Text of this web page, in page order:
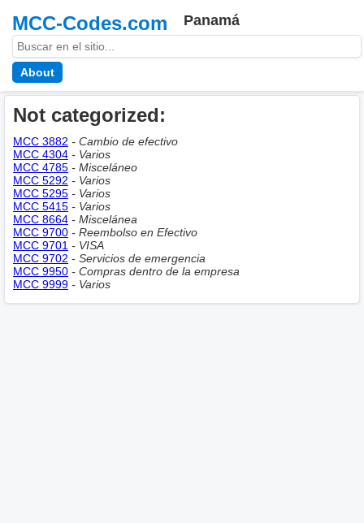
MCC-Codes.com Panamá
About
Not categorized:
MCC 3882 - Cambio de efectivo
MCC 4304 - Varios
MCC 4785 - Misceláneo
MCC 5292 - Varios
MCC 5295 - Varios
MCC 5415 - Varios
MCC 8664 - Miscelánea
MCC 9700 - Reembolso en Efectivo
MCC 9701 - VISA
MCC 9702 - Servicios de emergencia
MCC 9950 - Compras dentro de la empresa
MCC 9999 - Varios